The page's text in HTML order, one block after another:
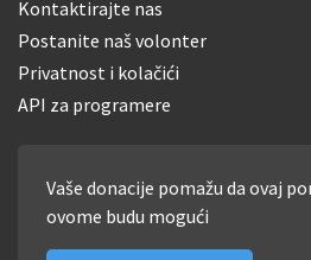
Kontaktirajte nas
Postanite naš volonter
Privatnost i kolačići
API za programere
Vaše donacije pomažu da ovaj
ovome budu mogući